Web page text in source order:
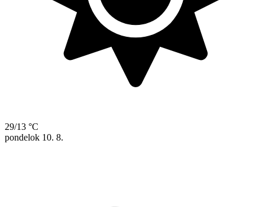
29/13 °C
pondelok 10. 8.